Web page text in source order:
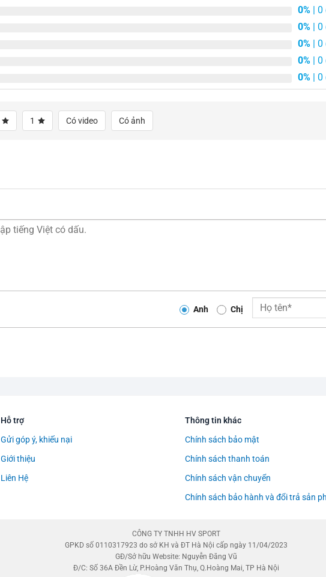
0% |
0% |
0% |
0% |
0% |
1 Có video Có ảnh
Anh Chị
Hỗ trợ
Gửi góp ý, khiếu nại
Giới thiệu
Liên Hệ
Thông tin khác
Chính sách bảo mật
Chính sách thanh toán
Chính sách vận chuyển
Chính sách bảo hành và đổi trả sản
CÔNG TY TNHH HV SPORT
GPKD số 0110317923 do sở KH và ĐT Hà Nội cấp ngày 11/04/2023
GĐ/Sở hữu Website: Nguyễn Đăng Vũ
Đ/C: Số 36A Đền Lừ, P.Hoàng Văn Thụ, Q.Hoàng Mai, TP Hà Nội